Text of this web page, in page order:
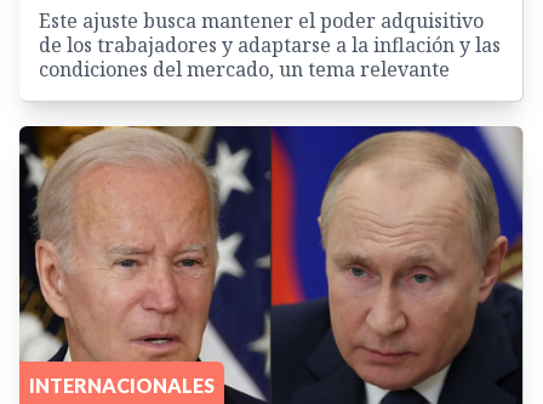
Este ajuste busca mantener el poder adquisitivo
de los trabajadores y adaptarse a la inflación y las
condiciones del mercado, un tema relevante
INTERNACIONALES